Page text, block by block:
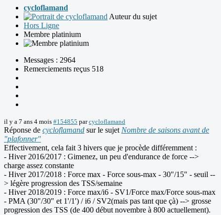
cycloflamand
Auteur du sujet
Hors Ligne
Membre platinium
Messages : 2964
Remerciements reçus 518
il y a 7 ans 4 mois #154855 parcycloflamand
Réponse de cycloflamand sur le sujet Nombre de saisons avant de
"plafonner"
Effectivement, cela fait 3 hivers que je procède différemment :
- Hiver 2016/2017 : Gimenez, un peu d'endurance de force -->
charge assez constante
- Hiver 2017/2018 : Force max - Force sous-max - 30"/15" - seuil --
> légère progression des TSS/semaine
- Hiver 2018/2019 : Force max/i6 - SV1/Force max/Force sous-max
- PMA (30"/30" et 1'/1') / i6 / SV2(mais pas tant que çà) --> grosse
progression des TSS (de 400 début novembre à 800 actuellement).